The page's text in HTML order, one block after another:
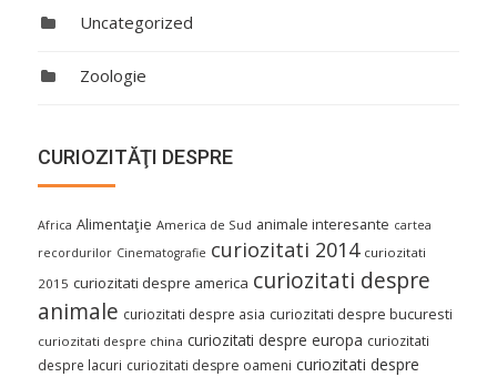
Uncategorized
Zoologie
CURIOZITĂŢI DESPRE
Africa Alimentaţie America de Sud animale interesante cartea
recordurilor Cinematografie curiozitati 2014 curiozitati
2015 curiozitati despre america curiozitati despre
animale curiozitati despre asia curiozitati despre bucuresti
curiozitati despre china curiozitati despre europa curiozitati
despre lacuri curiozitati despre oameni curiozitati despre